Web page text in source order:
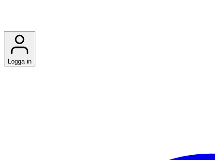
Logga in